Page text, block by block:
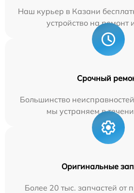
Наш курьер в Казани
устройство на ремонт
Срочный
Большинство
мы устраняем в
Оригинальные
Более 20 тыс. запчастей от